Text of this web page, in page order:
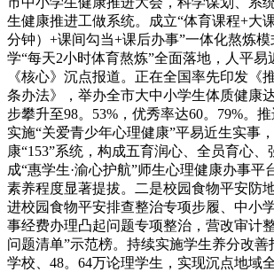
生健康推进工做系统。成立“体育课程+大
分钟）+课间勾当+课后办事”一体化熬炼
学“每天2小时体育熬炼”全面落地，人平易
《核心》沉点报道。正在全国率先印发《
条办法》，举办全市大中小学生体质健康
步攀升至98。53%，优秀率达60。79%。
实施“关爱青少年心理健康”平易近生实事
康“153”系统，构成五育润心、全员育心、
成“惠学生·渝心护航”师生心理健康办事平
素养程度显著提拔。二是校园食物平安防
进校园食物平安排查整治专项步履、中小
事经费办理凸起问题专项整治，营改审计
问题清单”示范榜。持续实施学生养分改善
学校、48。64万论理学生，实现沉点地域